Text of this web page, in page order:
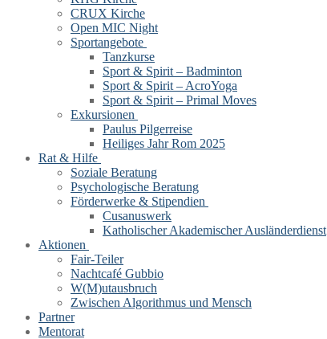
CRUX Kirche
Open MIC Night
Sportangebote
Tanzkurse
Sport & Spirit – Badminton
Sport & Spirit – AcroYoga
Sport & Spirit – Primal Moves
Exkursionen
Paulus Pilgerreise
Heiliges Jahr Rom 2025
Rat & Hilfe
Soziale Beratung
Psychologische Beratung
Förderwerke & Stipendien
Cusanuswerk
Katholischer Akademischer Ausländerdienst
Aktionen
Fair-Teiler
Nachtcafé Gubbio
W(M)utausbruch
Zwischen Algorithmus und Mensch
Partner
Mentorat